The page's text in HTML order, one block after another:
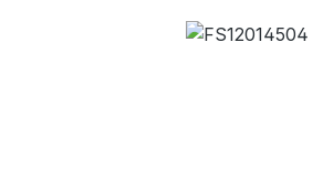
Bildergalerie überspringen